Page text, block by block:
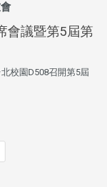
會議暨第5屆第
校園D508召開第5屆